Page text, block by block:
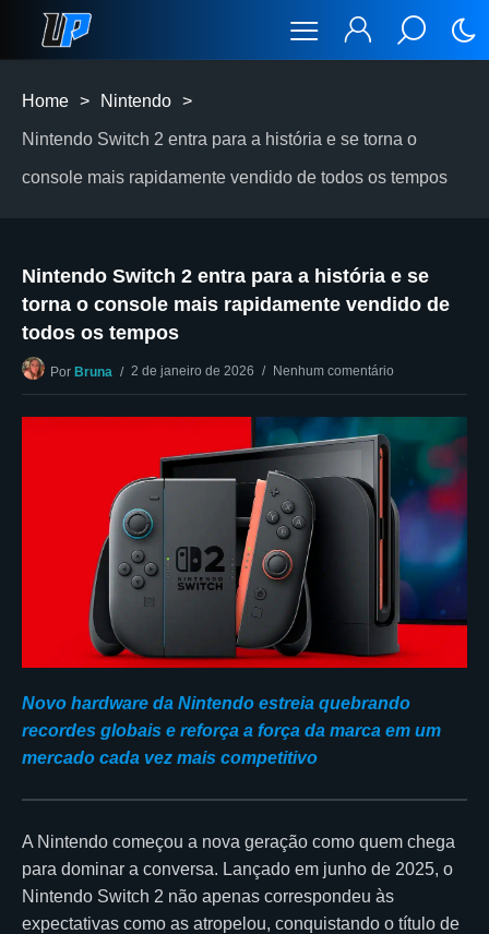
Home > Nintendo >
Nintendo Switch 2 entra para a história e se torna o
console mais rapidamente vendido de todos os tempos
Nintendo Switch 2 entra para a história e se
torna o console mais rapidamente vendido de
todos os tempos
Por Bruna 2 de janeiro de 2026 Nenhum comentário
Novo hardware da Nintendo estreia quebrando
recordes globais e reforça a força da marca em um
mercado cada vez mais competitivo
A Nintendo começou a nova geração como quem chega
para dominar a conversa. Lançado em junho de 2025, o
Nintendo Switch 2 não apenas correspondeu às
expectativas como as atropelou, conquistando o título de